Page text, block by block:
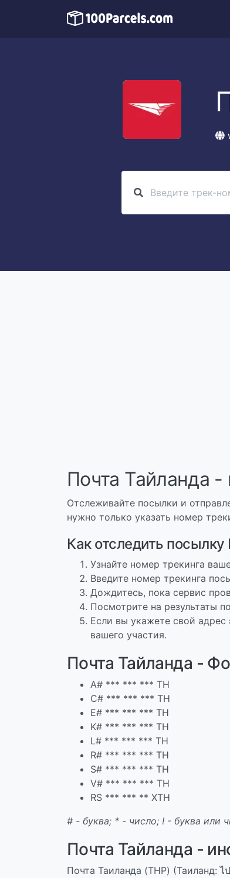
Почта Тайланда -
Отслеживайте посылки и
нужно только указать номер
Как отследить
Узнайте номер трекинга
Введите номер трекинга
Дождитесь, пока сервис
Посмотрите на результаты
Если вы укажете свой
вашего участия.
Почта Тайланда -
A# *** *** *** TH
C# *** *** *** TH
E# *** *** *** TH
K# *** *** *** TH
L# *** *** *** TH
R# *** *** *** TH
S# *** *** *** TH
V# *** *** *** TH
RS *** *** ** XTH
# - буква; * - число; ! - буква или
Почта Тайланда -
Почта Таиланда (THP) (Таиланд: